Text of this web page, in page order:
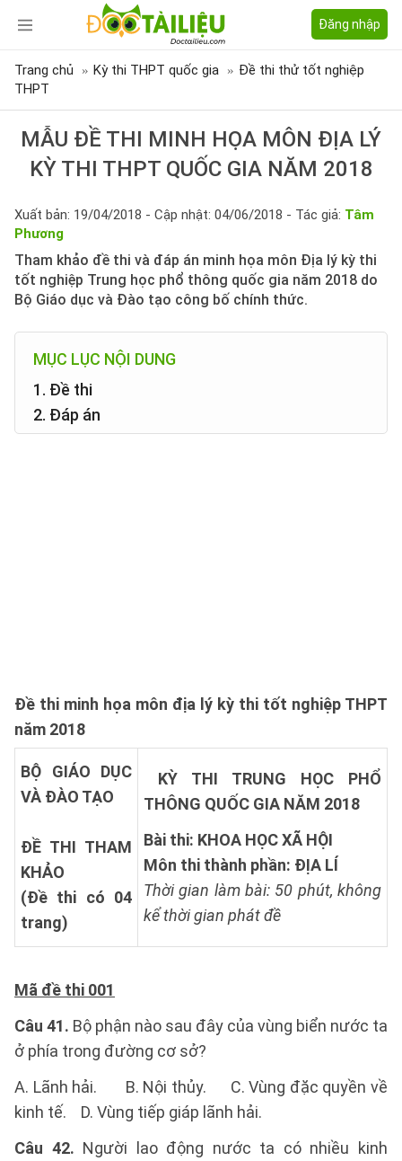
Đăng nhập
Trang chủ Kỳ thi THPT quốc gia
Đề thi thử tốt nghiệp
THPT
MẪU ĐỀ THI MINH HỌA MÔN ĐỊA LÝ
KỲ THI THPT QUỐC GIA NĂM 2018
Xuất bản: 19/04/2018 - Cập nhật: 04/06/2018 - Tác giả: Tâm
Phương
Tham khảo đề thi và đáp án minh họa môn Địa lý kỳ thi
tốt nghiệp Trung học phổ thông quốc gia năm 2018 do
Bộ Giáo dục và Đào tạo công bố chính thức.
MỤC LỤC NỘI DUNG
1. Đề thi
2. Đáp án
Đề thi minh họa môn địa lý kỳ thi tốt nghiệp THPT
năm 2018
BỘ GIÁO DỤC
VÀ ĐÀO TẠO
ĐỀ THI THAM
KHẢO
(Đề thi có 04
trang)
KỲ THI TRUNG HỌC PHỔ
THÔNG QUỐC GIA NĂM 2018
Bài thi: KHOA HỌC XÃ HỘI
Môn thi thành phần: ĐỊA LÍ
Thời gian làm bài: 50 phút, không
kể thời gian phát đề
Mã đề thi 001
Câu 41. Bộ phận nào sau đây của vùng biển nước ta
ở phía trong đường cơ sở?
A. Lãnh hải. B. Nội thủy. C. Vùng đặc quyền về
kinh tế. D. Vùng tiếp giáp lãnh hải.
Câu 42. Người lao động nước ta có nhiều kinh